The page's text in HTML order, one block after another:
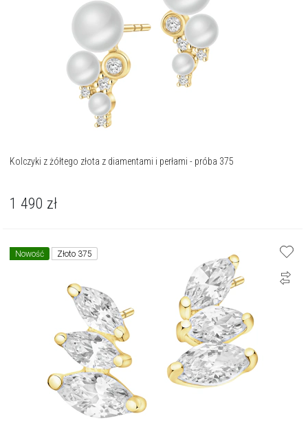
Kolczyki z żółtego złota z diamentami i perłami - próba 375
1 490 zł
Nowość Złoto 375